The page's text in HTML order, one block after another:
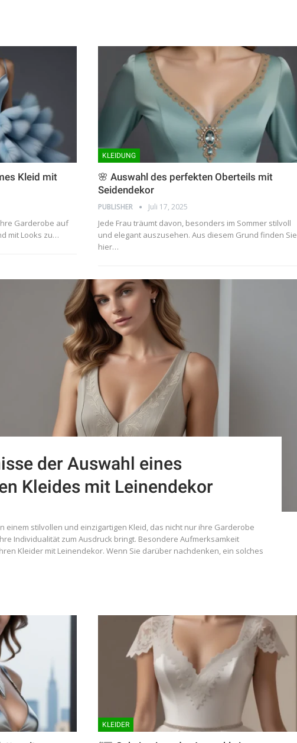
Kleid mit
Garderobe auf
mit Looks zu…
KLEIDUNG
🌸 Auswahl des perfekten Oberteils mit
Seidendekor
PUBLISHER Juli 17, 2025
Jede Frau träumt davon, besonders im Sommer stilvoll
und elegant auszusehen. Aus diesem Grund finden Sie
hier…
der Auswahl eines
Kleides mit Leinendekor
einem stilvollen und einzigartigen Kleid, das nicht nur ihre Garderobe
Individualität zum Ausdruck bringt. Besondere Aufmerksamkeit
Kleider mit Leinendekor. Wenn Sie darüber nachdenken, ein solches
KLEIDER